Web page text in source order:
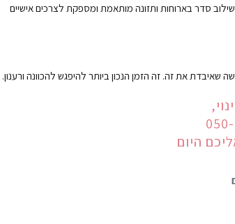
סדר בארוחות ותזונה מותאמת ומספקת לצרכים אישיים
את זה. זה הזמן הנכון ביותר להיפגש להכוונה ורענון.
היום